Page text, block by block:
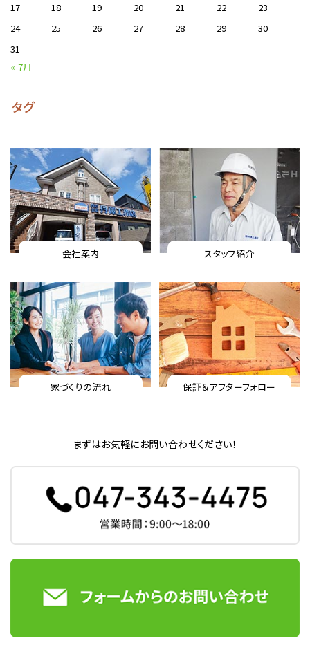
17
18 19 20 21 22
23
24
25 26 27 28 29
30
31
« 7月
タグ
会社案内 スタッフ紹介
家づくりの流れ 保証＆アフターフォロー
まずはお気軽にお問い合わせください！